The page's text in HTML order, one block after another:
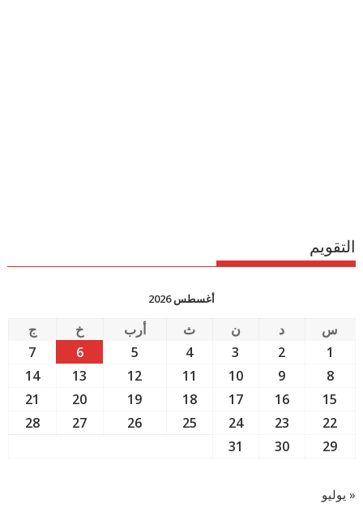
التقويم
أغسطس 2026
س د ن ث أرب خ
ج
1
2
3
4
5
6
7
8
9
10
11
12
13
14
15
16
17
18
19
20
21
22
23
24
25
26
27
28
29
30
31
« يوليو